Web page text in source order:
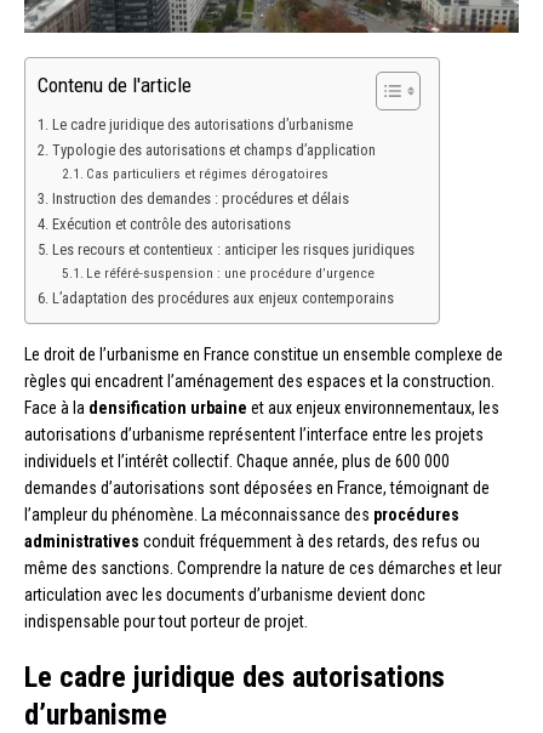
Contenu de l'article
Le cadre juridique des autorisations d’urbanisme
Typologie des autorisations et champs d’application
Cas particuliers et régimes dérogatoires
Instruction des demandes : procédures et délais
Exécution et contrôle des autorisations
Les recours et contentieux : anticiper les risques juridiques
Le référé-suspension : une procédure d’urgence
L’adaptation des procédures aux enjeux contemporains
Le droit de l’urbanisme en France constitue un ensemble complexe de
règles qui encadrent l’aménagement des espaces et la construction.
Face à la densification urbaine et aux enjeux environnementaux, les
autorisations d’urbanisme représentent l’interface entre les projets
individuels et l’intérêt collectif. Chaque année, plus de 600 000
demandes d’autorisations sont déposées en France, témoignant de
l’ampleur du phénomène. La méconnaissance des procédures
administratives conduit fréquemment à des retards, des refus ou
même des sanctions. Comprendre la nature de ces démarches et leur
articulation avec les documents d’urbanisme devient donc
indispensable pour tout porteur de projet.
Le cadre juridique des autorisations
d’urbanisme